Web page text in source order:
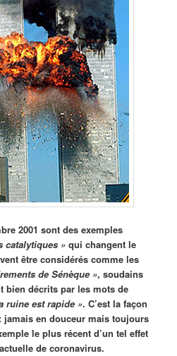
2001 sont des exemples
catalytiques » qui changent le
être considérés comme les
de Sénèque », soudains
bien décrits par les mots de
ruine est rapide ». C’est la façon
jamais en douceur mais toujours
le plus récent d’un tel effet
de coronavirus.